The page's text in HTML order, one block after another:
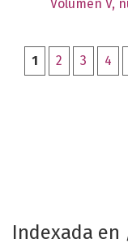
Volumen V,
1 2 3 4
Indexada